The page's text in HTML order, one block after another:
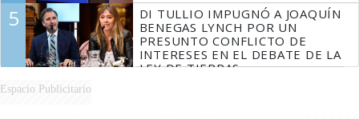
5
DI TULLIO IMPUGNÓ A JOAQUÍN
BENEGAS LYNCH POR UN
PRESUNTO CONFLICTO DE
INTERESES EN EL DEBATE DE LA
LEY DE TIERRAS
Espacio Publicitario